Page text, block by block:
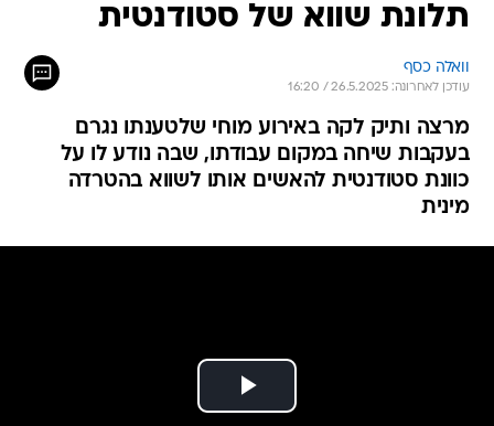
תלונת שווא של סטודנטית
וואלה כסף
עודכן לאחרונה: 26.5.2025 / 16:20
מרצה ותיק לקה באירוע מוחי שלטענתו נגרם
בעקבות שיחה במקום עבודתו, שבה נודע לו על
כוונת סטודנטית להאשים אותו לשווא בהטרדה
מינית